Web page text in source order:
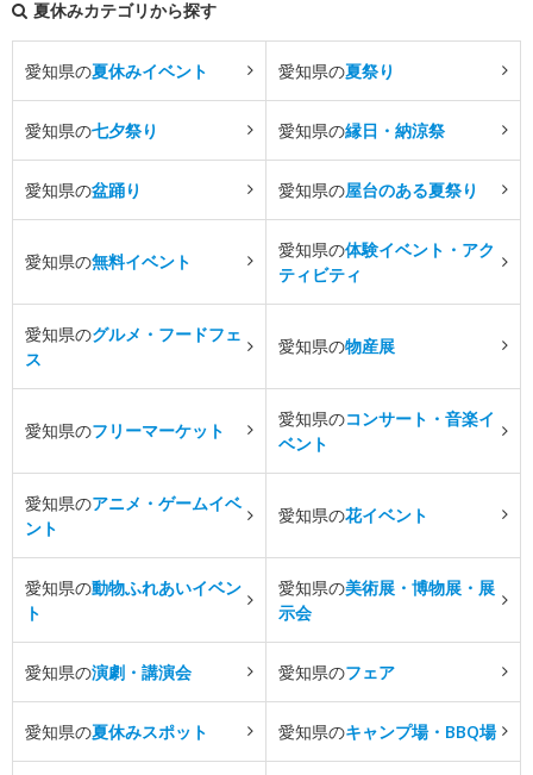
夏休みカテゴリから探す
愛知県の夏休みイベント 愛知県の夏祭り
愛知県の七夕祭り 愛知県の縁日・納涼祭
愛知県の盆踊り 愛知県の屋台のある夏祭り
愛知県の無料イベント
愛知県の体験イベント・アク
ティビティ
愛知県のグルメ・フードフェ
ス
愛知県の物産展
愛知県のフリーマーケット
愛知県のコンサート・音楽イ
ベント
愛知県のアニメ・ゲームイベ
ント
愛知県の花イベント
愛知県の動物ふれあいイベン
ト
愛知県の美術展・博物展・展
示会
愛知県の演劇・講演会 愛知県のフェア
愛知県の夏休みスポット 愛知県のキャンプ場・BBQ場